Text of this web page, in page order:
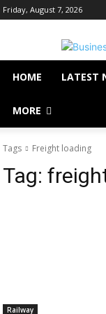
Friday, August 7, 2026
HOME LATEST
MORE
Tags Freight loading
Tag:
Railway